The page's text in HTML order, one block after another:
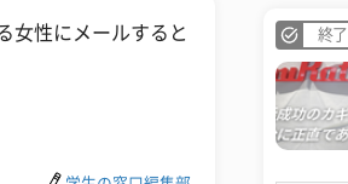
女性にメールすると
終了